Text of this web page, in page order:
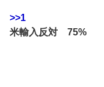
>>1
米輸入反対 75%